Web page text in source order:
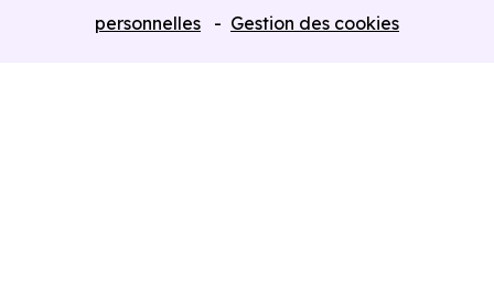
personnelles
Gestion des cookies